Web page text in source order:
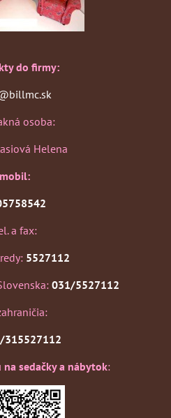
do firmy:
osoba:
Helena
mobil:
a fax:
5527112
031/5527112
315527112
sedačky a nábytok: